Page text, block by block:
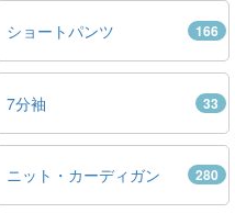
ショートパンツ 166
7分袖 33
ニット・カーディガン 280